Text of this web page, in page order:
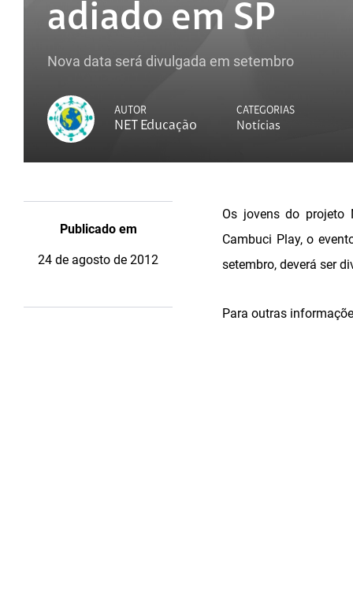
adiado em SP
Nova data será divulgada em setembro
AUTOR
NET Educação
CATEGORIAS
Notícias
Publicado em
24 de agosto de 2012
Os jovens do projeto
Cambuci Play, o
setembro, deverá ser
Para outras